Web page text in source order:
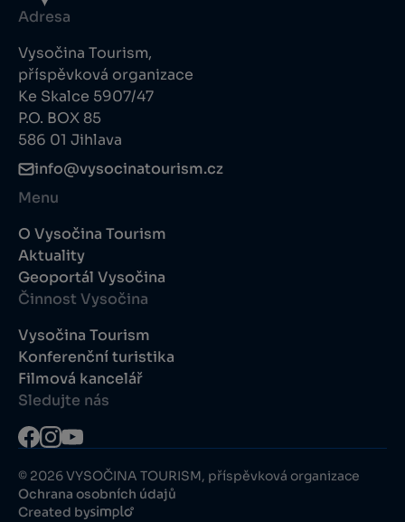
Adresa
Vysočina Tourism,
příspěvková organizace
Ke Skalce 5907/47
P.O. BOX 85
586 01 Jihlava
info@vysocinatourism.cz
Menu
O Vysočina Tourism
Aktuality
Geoportál Vysočina
Činnost Vysočina
Vysočina Tourism
Konferenční turistika
Filmová kancelář
Sledujte nás
© 2026 VYSOČINA TOURISM, příspěvková organizace
Ochrana osobních údajů
Created by